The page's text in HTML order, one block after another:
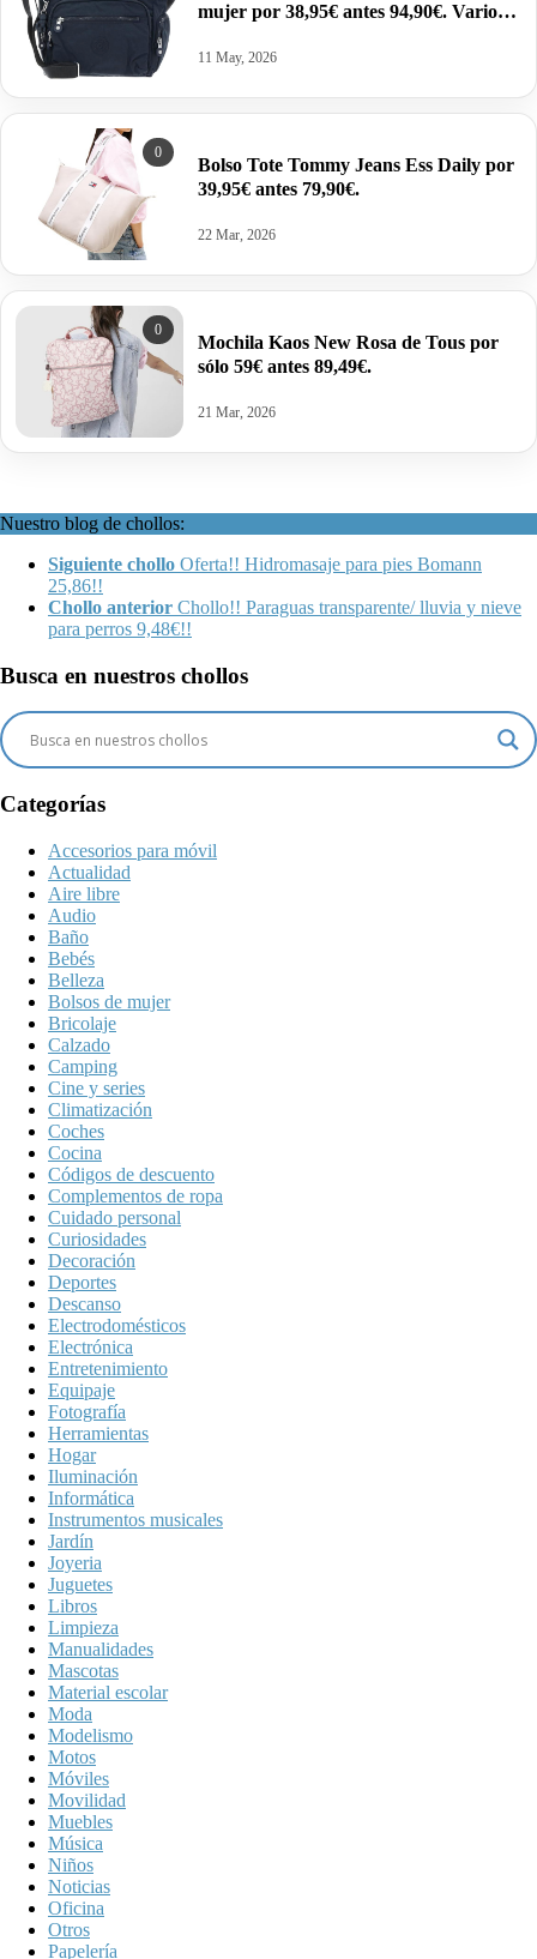
mujer por 38,95€ antes 94,90€. Varios
11 May, 2026
0
Bolso Tote Tommy Jeans Ess Daily por
39,95€ antes 79,90€.
22 Mar, 2026
0
Mochila Kaos New Rosa de Tous por
sólo 59€ antes 89,49€.
21 Mar, 2026
Nuestro blog de chollos:
Siguiente chollo Oferta!! Hidromasaje para pies Bomann
25,86!!
Chollo anterior Chollo!! Paraguas transparente/ lluvia y nieve
para perros 9,48€!!
Busca en nuestros chollos
Categorías
Accesorios para móvil
Actualidad
Aire libre
Audio
Baño
Bebés
Belleza
Bolsos de mujer
Bricolaje
Calzado
Camping
Cine y series
Climatización
Coches
Cocina
Códigos de descuento
Complementos de ropa
Cuidado personal
Curiosidades
Decoración
Deportes
Descanso
Electrodomésticos
Electrónica
Entretenimiento
Equipaje
Fotografía
Herramientas
Hogar
Iluminación
Informática
Instrumentos musicales
Jardín
Joyeria
Juguetes
Libros
Limpieza
Manualidades
Mascotas
Material escolar
Moda
Modelismo
Motos
Móviles
Movilidad
Muebles
Música
Niños
Noticias
Oficina
Otros
Papelería